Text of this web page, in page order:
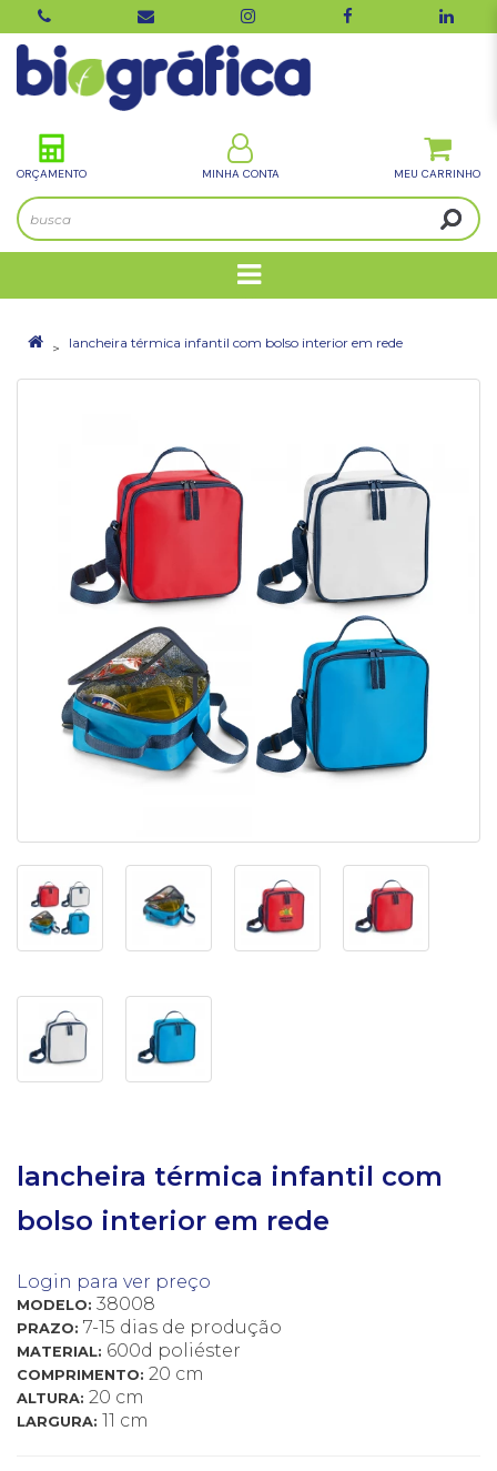
ORÇAMENTO MINHA CONTA
lancheira térmica infantil com bolso interior em rede
lancheira térmica infantil com
bolso interior em rede
Login para ver preço
MODELO: 38008
PRAZO: 7-15 dias de produção
MATERIAL: 600d poliéster
COMPRIMENTO: 20 cm
ALTURA: 20 cm
LARGURA: 11 cm